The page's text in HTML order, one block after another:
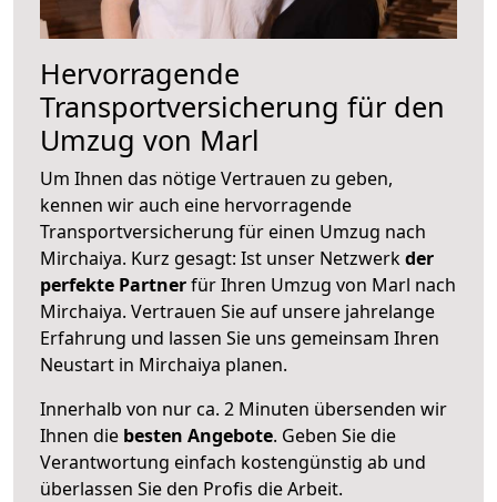
Hervorragende
Transportversicherung für den
Umzug von Marl
Um Ihnen das nötige Vertrauen zu geben,
kennen wir auch eine hervorragende
Transportversicherung für einen Umzug nach
Mirchaiya. Kurz gesagt: Ist unser Netzwerkder
perfekte Partnerfür Ihren Umzug von Marl nach
Mirchaiya. Vertrauen Sie auf unsere jahrelange
Erfahrung und lassen Sie uns gemeinsam Ihren
Neustart in Mirchaiya planen.
Innerhalb von nur ca. 2 Minuten übersenden wir
Ihnen die besten Angebote. Geben Sie die
Verantwortung einfach kostengünstig ab und
überlassen Sie den Profis die Arbeit.